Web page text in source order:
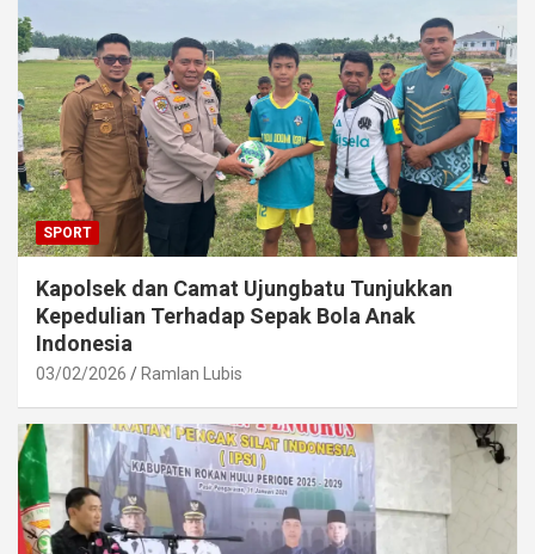
SPORT
Kapolsek dan Camat Ujungbatu Tunjukkan
Kepedulian Terhadap Sepak Bola Anak
Indonesia
03/02/2026 Ramlan Lubis